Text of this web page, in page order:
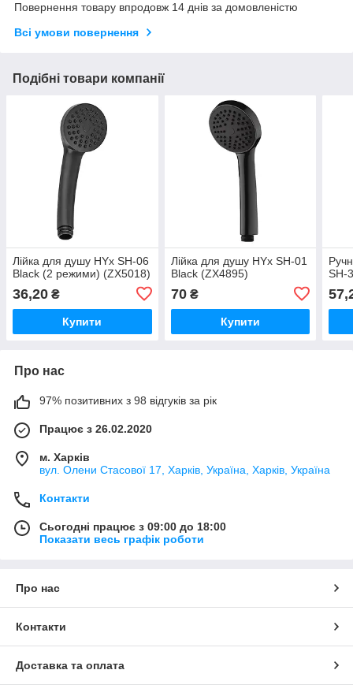
Повернення товару впродовж 14 днів за домовленістю
Всі умови повернення
Подібні товари компанії
Лійка для душу HYx SH-06
Black (2 режими) (ZX5018)
36,20 ₴
Купити
Лійка для душу HYx SH-01
Black (ZX4895)
70₴
Купити
SH-
Про нас
97% позитивних з 98 відгуків за рік
Працює з 26.02.2020
м. Харків
вул. Олени Стасової 17, Харків, Україна, Харків, Україна
Контакти
Сьогодні працює з 09:00 до 18:00
Показати весь графік роботи
Про нас
Контакти
Доставка та оплата